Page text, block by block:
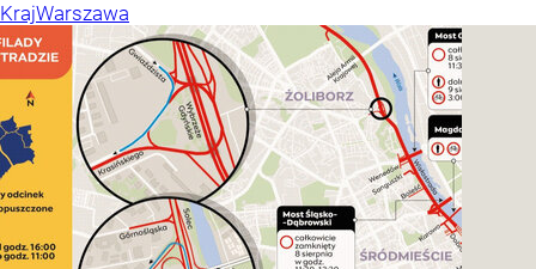
KrajWarszawa